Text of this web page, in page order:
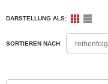
DARSTELLUNG ALS:
SORTIEREN NACH